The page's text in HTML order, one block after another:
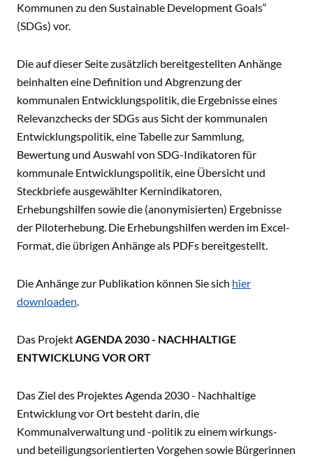
Kommunen zu den Sustainable Development Goals“
(SDGs) vor.
Die auf dieser Seite zusätzlich bereitgestellten Anhänge
beinhalten eine Definition und Abgrenzung der
kommunalen Entwicklungspolitik, die Ergebnisse eines
Relevanzchecks der SDGs aus Sicht der kommunalen
Entwicklungspolitik, eine Tabelle zur Sammlung,
Bewertung und Auswahl von SDG-Indikatoren für
kommunale Entwicklungspolitik, eine Übersicht und
Steckbriefe ausgewählter Kernindikatoren,
Erhebungshilfen sowie die (anonymisierten) Ergebnisse
der Piloterhebung. Die Erhebungshilfen werden im Excel-
Format, die übrigen Anhänge als PDFs bereitgestellt.
Die Anhänge zur Publikation können Sie sich hier
downloaden.
Das ProjektAGENDA 2030 - NACHHALTIGE
ENTWICKLUNG VOR ORT
Das Ziel des Projektes Agenda 2030 - Nachhaltige
Entwicklung vor Ort besteht darin, die
Kommunalverwaltung und -politik zu einem wirkungs-
und beteiligungsorientierten Vorgehen sowie Bürgerinnen